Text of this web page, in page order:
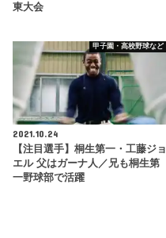
東大会
甲子園・高校野球など
2021.10.24
【注目選手】桐生第一・工藤ジョ
エル 父はガーナ人／兄も桐生第
一野球部で活躍